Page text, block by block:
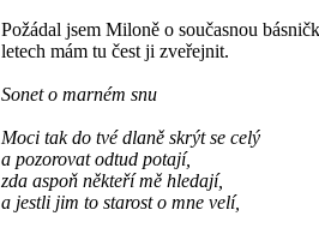
Požádal jsem Miloně o současnou
letech mám tu čest ji zveřejnit.
Sonet o marném snu
Moci tak do tvé dlaně skrýt se celý
a pozorovat odtud potají,
zda aspoň někteří mě hledají,
a jestli jim to starost o mne velí,